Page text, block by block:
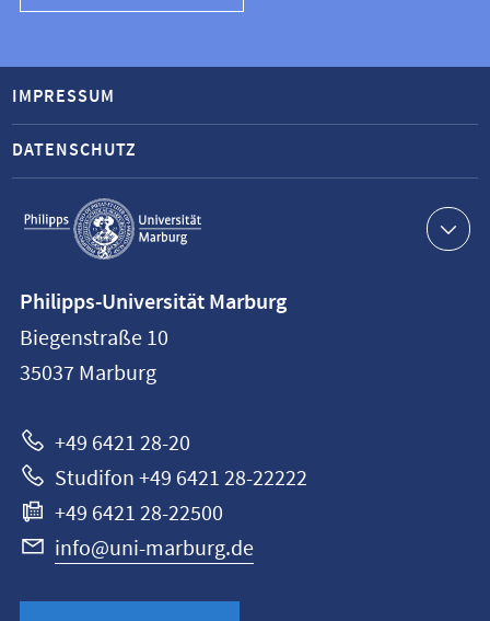
Service-
Navigation
IMPRESSUM
DATENSCHUTZ
Philipps-
Universität
Marburg
Philipps-Universität Marburg
Biegenstraße 10
35037 Marburg
+49 6421 28-20
Studifon +49 6421 28-22222
+49 6421 28-22500
info@uni-marburg.de